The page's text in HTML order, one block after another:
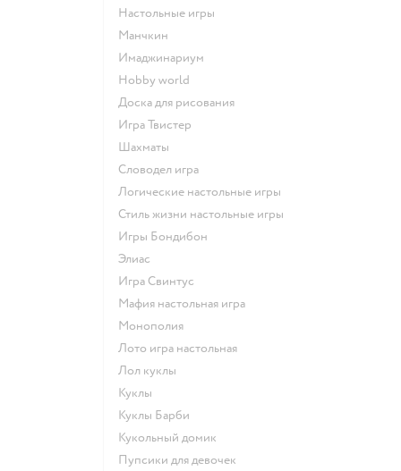
Настольные игры
Манчкин
Имаджинариум
Hobby world
Доска для рисования
Игра Твистер
Шахматы
Словодел игра
Логические настольные игры
Стиль жизни настольные игры
Игры Бондибон
Элиас
Игра Свинтус
Мафия настольная игра
Монополия
Лото игра настольная
Лол куклы
Куклы
Куклы Барби
Кукольный домик
Пупсики для девочек